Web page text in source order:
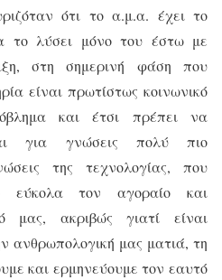
ότι το α.μ.α. έχει το
το λύσει μόνο του έστω με
στη σημερινή φάση που
είναι πρωτίστως κοινωνικό
και έτσι πρέπει να
για γνώσεις πολύ πιο
της τεχνολογίας, που
εύκολα τον αγοραίο και
μας, ακριβώς γιατί είναι
ανθρωπολογική μας ματιά, τη
και ερμηνεύουμε τον εαυτό